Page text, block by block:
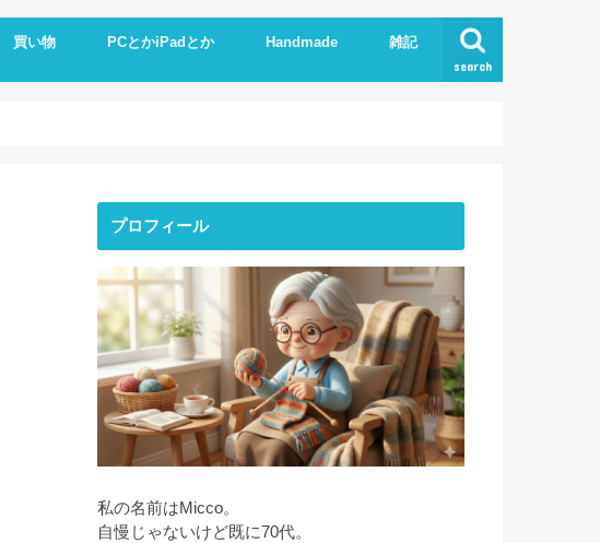
search
買い物
海外通販
PCとかiPadとか
iPhone
ipad
Excel.Word
AI
Handmade
Knit
ストーンアート
服作り
雑記
読書
プロフィール
私の名前はMicco。
自慢じゃないけど既に70代。